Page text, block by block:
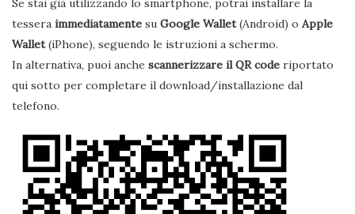
Se stai già utilizzando lo smartphone, potrai installare la
tessera immediatamente su Google Wallet(Android) o Apple
Wallet(iPhone), seguendo le istruzioni a schermo.
In alternativa, puoi anche scannerizzare il QR code riportato
qui sotto per completare il download/installazione dal
telefono.